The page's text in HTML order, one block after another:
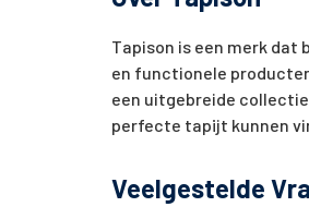
Tapison is een merk dat
en functionele
een uitgebreide
perfecte tapijt kunnen
Veelgestelde